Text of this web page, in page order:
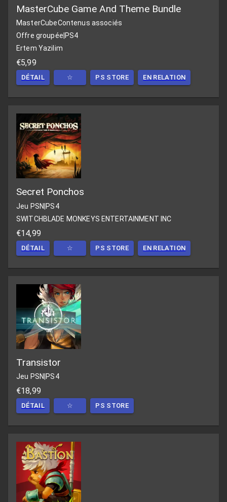
MasterCube Game And Theme Bundle
MasterCubeContenus associés
Offre groupée PS4
Ertem Yazilim
€5,99
DÉTAIL ☆ PS STORE EN RELATION
Secret Ponchos
Jeu PSN PS4
SWITCHBLADE MONKEYS ENTERTAINMENT INC
€14,99
DÉTAIL ☆ PS STORE EN RELATION
Transistor
Jeu PSN PS4
€18,99
DÉTAIL ☆ PS STORE